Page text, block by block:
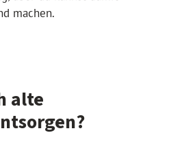
machen.
alte